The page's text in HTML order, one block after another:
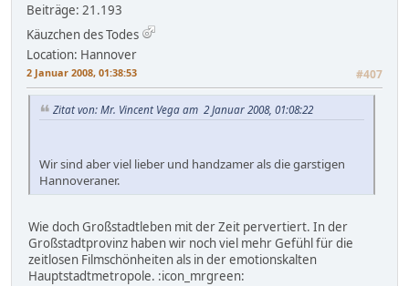
Beiträge: 21.193
Käuzchen des Todes
Location: Hannover
2 Januar 2008, 01:38:53 #407
Zitat von: Mr. Vincent Vega am 2 Januar 2008, 01:08:22
Wir sind aber viel lieber und handzamer als die garstigen
Hannoveraner.
Wie doch Großstadtleben mit der Zeit pervertiert. In der
Großstadtprovinz haben wir noch viel mehr Gefühl für die
zeitlosen Filmschönheiten als in der emotionskalten
Hauptstadtmetropole. :icon_mrgreen: